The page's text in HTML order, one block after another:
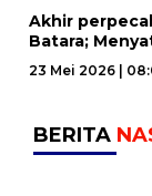
Akhir
Batara;
23 Mei 2026 |
BERITA